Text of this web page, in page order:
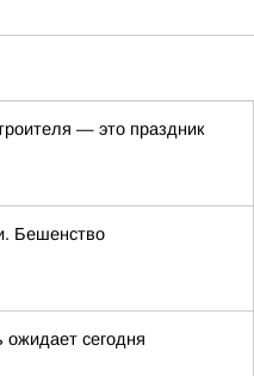
— это праздник
Бешенство
сегодня